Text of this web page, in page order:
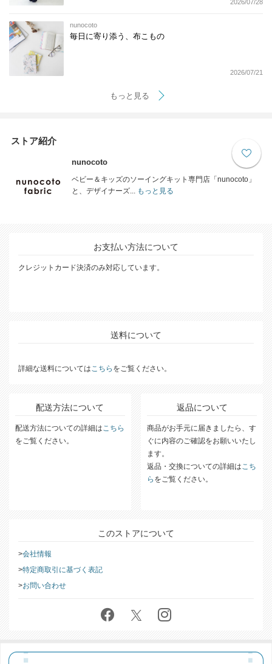
2026/07/28
nunocoto
毎日に寄り添う、布こもの
2026/07/21
もっと見る
ストア紹介
nunocoto
ベビー＆キッズのソーイングキット専門店「nunocoto」
と、デザイナーズ...もっと見る
お支払い方法について
クレジットカード決済のみ対応しています。
送料について
詳細な送料についてはこちら をご覧ください。
配送方法について
配送方法についての詳細はこちら
をご覧ください。
返品について
商品がお手元に届きましたら、す
ぐに内容のご確認をお願いいたし
ます。
返品・交換についての詳細はこち
ら をご覧ください。
このストアについて
会社情報
特定商取引に基づく表記
お問い合わせ